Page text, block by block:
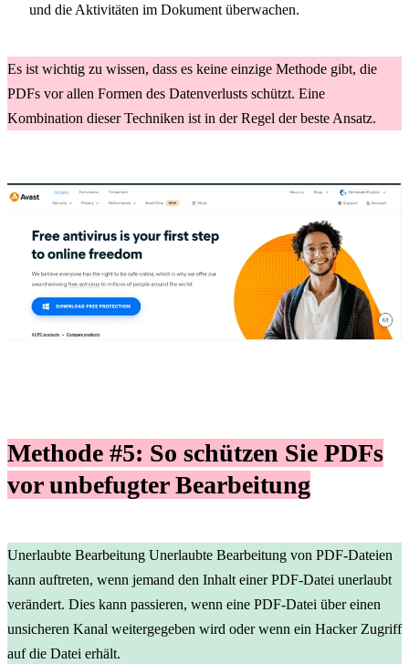
und die Aktivitäten im Dokument überwachen.
Es ist wichtig zu wissen, dass es keine einzige Methode gibt, die
PDFs vor allen Formen des Datenverlusts schützt. Eine
Kombination dieser Techniken ist in der Regel der beste Ansatz.
Methode #5: So schützen Sie PDFs
vor unbefugter Bearbeitung
Unerlaubte Bearbeitung Unerlaubte Bearbeitung von PDF-Dateien
kann auftreten, wenn jemand den Inhalt einer PDF-Datei unerlaubt
verändert. Dies kann passieren, wenn eine PDF-Datei über einen
unsicheren Kanal weitergegeben wird oder wenn ein Hacker Zugriff
auf die Datei erhält.